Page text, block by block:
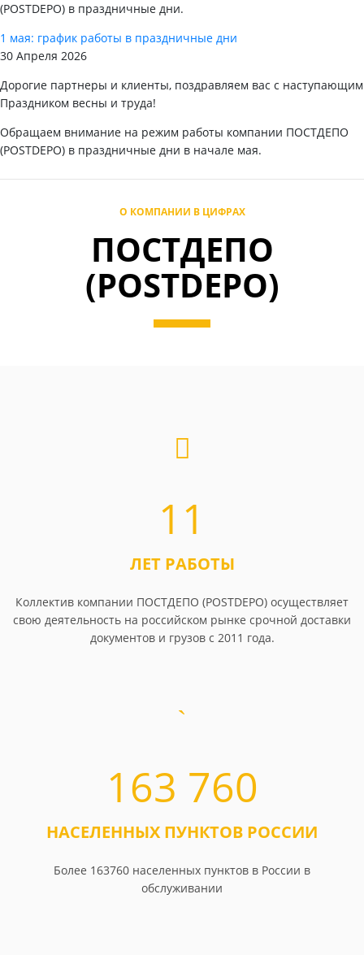
(POSTDEPO) в праздничные дни.
1 мая: график работы в праздничные дни
30 Апреля 2026
Дорогие партнеры и клиенты, поздравляем вас с наступающим
Праздником весны и труда!
Обращаем внимание на режим работы компании ПОСТДЕПО
(POSTDEPO) в праздничные дни в начале мая.
О КОМПАНИИ В ЦИФРАХ
ПОСТДЕПО
(POSTDEPO)
11
ЛЕТ РАБОТЫ
Коллектив компании ПОСТДЕПО (POSTDEPO) осуществляет
свою деятельность на российском рынке срочной доставки
документов и грузов с 2011 года.
163 760
НАСЕЛЕННЫХ ПУНКТОВ РОССИИ
Более 163760 населенных пунктов в России в
обслуживании